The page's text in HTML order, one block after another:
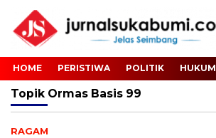
HOME PERISTIWA POLITIK HUKUM
Topik Ormas Basis 99
RAGAM